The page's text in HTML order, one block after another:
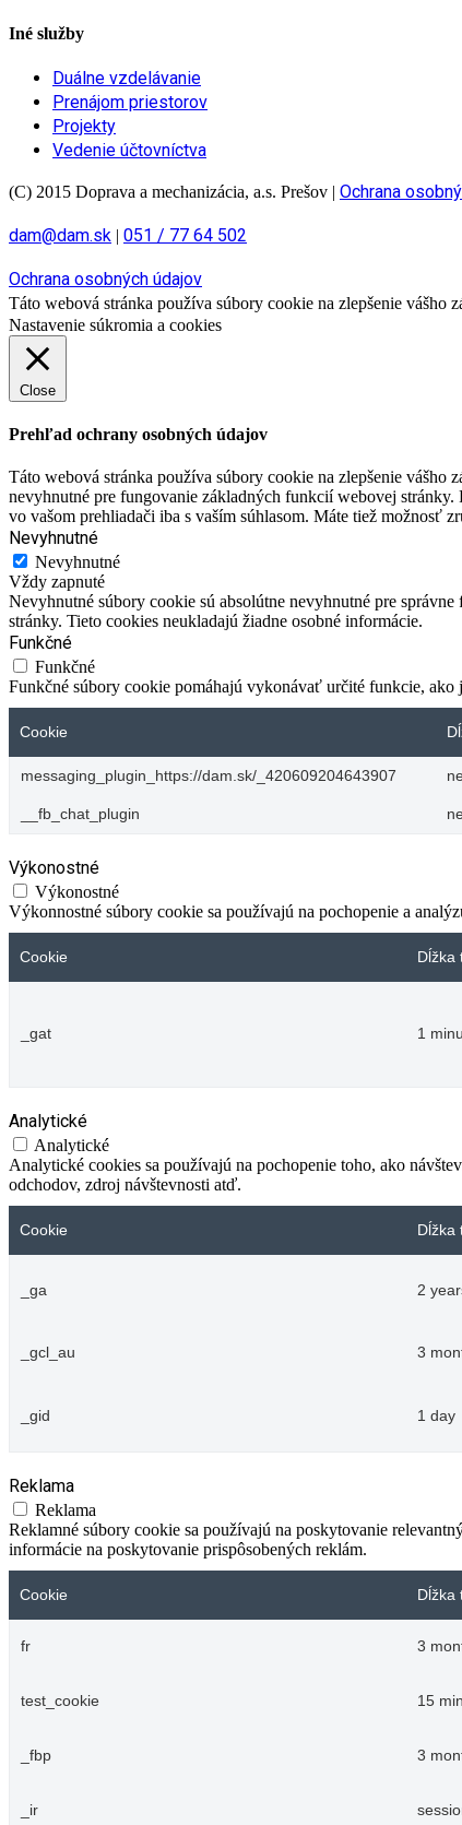
Iné služby
Duálne vzdelávanie
Prenájom priestorov
Projekty
Vedenie účtovníctva
(C) 2015 Doprava a mechanizácia, a.s. Prešov | Ochrana
dam@dam.sk | 051 / 77 64 502
Ochrana osobných údajov
Táto webová stránka používa súbory cookie na zlepšenie vášho
Nastavenie súkromia a cookies
Close
Prehľad ochrany osobných údajov
Táto webová stránka používa súbory cookie na zlepšenie
nevyhnutné pre fungovanie základných funkcií webovej
vo vašom prehliadači iba s vaším súhlasom. Máte tiež možnosť
Nevyhnutné
Nevyhnutné
Vždy zapnuté
Nevyhnutné súbory cookie sú absolútne nevyhnutné pre
stránky. Tieto cookies neukladajú žiadne osobné informácie.
Funkčné
Funkčné
Funkčné súbory cookie pomáhajú vykonávať určité funkcie,
Cookie
messaging_plugin_https://dam.sk/_420609204643907
__fb_chat_plugin
Výkonostné
Výkonostné
Výkonnostné súbory cookie sa používajú na pochopenie a
Cookie Dĺžka
_gat 1
Analytické
Analytické
Analytické cookies sa používajú na pochopenie toho, ako
odchodov, zdroj návštevnosti atď.
Cookie Dĺžka
_ga 2
_gcl_au 3
_gid 1 day
Reklama
Reklama
Reklamné súbory cookie sa používajú na poskytovanie
informácie na poskytovanie prispôsobených reklám.
Cookie Dĺžka
fr 3
test_cookie 15
_fbp 3
_ir